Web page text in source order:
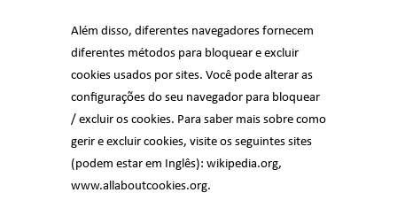
Além disso, diferentes navegadores fornecem
diferentes métodos para bloquear e excluir
cookies usados por sites. Você pode alterar as
configurações do seu navegador para bloquear
/ excluir os cookies. Para saber mais sobre como
gerir e excluir cookies, visite os seguintes sites
(podem estar em Inglês): wikipedia.org,
www.allaboutcookies.org.